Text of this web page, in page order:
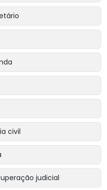
civil
judicial